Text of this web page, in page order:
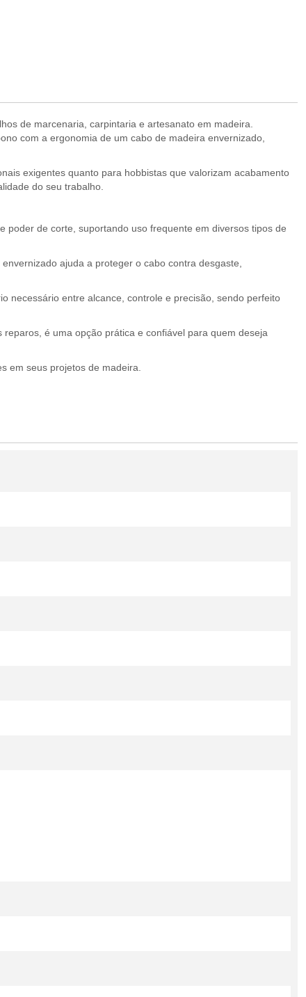
de marcenaria, carpintaria e artesanato em madeira.
com a ergonomia de um cabo de madeira envernizado,
exigentes quanto para hobbistas que valorizam acabamento
do seu trabalho.
poder de corte, suportando uso frequente em diversos tipos de
ajuda a proteger o cabo contra desgaste,
necessário entre alcance, controle e precisão, sendo perfeito
é uma opção prática e confiável para quem deseja
em seus projetos de madeira.